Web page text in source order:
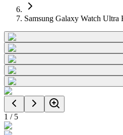
Samsung Galaxy Watch
1 / 5